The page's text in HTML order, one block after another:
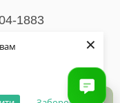
×
1883